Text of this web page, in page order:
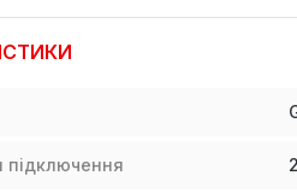
підключення